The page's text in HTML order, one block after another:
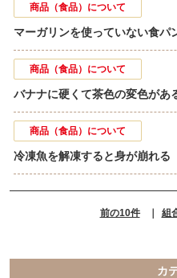
商品（食品）について
マーガリンを使っていない食パ
商品（食品）について
バナナに硬くて茶色の変色があ
商品（食品）について
冷凍魚を解凍すると身が崩れる
前の10件 ｜ 組
カ